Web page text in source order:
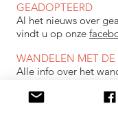
GEADOPTEERD
Al het nieuws over
vindt u op onze
WANDELEN MET
Alle info over het
wandelen te klikken.